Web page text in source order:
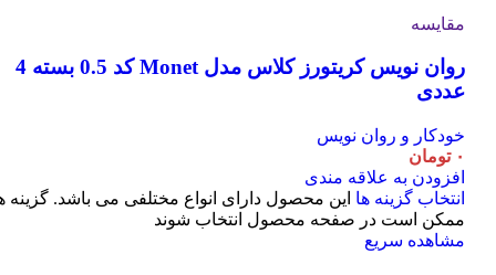
مقایسه
روان نویس کریتورز کلاس مدل Monet کد 0.5 بسته 4
عددی
خودکار و روان نویس
۰ تومان
افزودن به علاقه مندی
انتخاب گزینه ها این محصول دارای انواع مختلفی می باشد. گزینه
ممکن است در صفحه محصول انتخاب شوند
مشاهده سریع